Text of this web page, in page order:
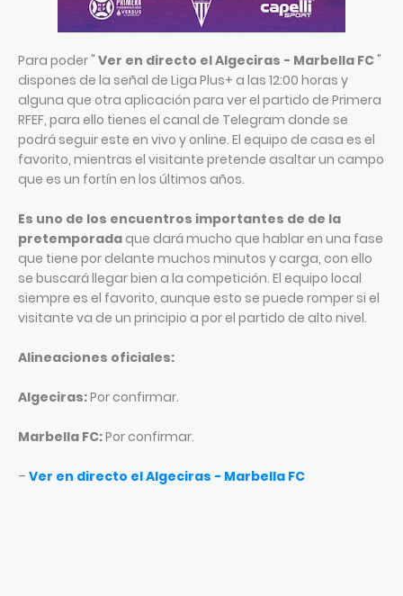
Para poder " Ver en directo el Algeciras - Marbella FC"
dispones de la señal de Liga Plus+ a las 12:00 horas y
alguna que otra aplicación para ver el partido de Primera
RFEF, para ello tienes el canal de Telegram donde se
podrá seguir este en vivo y online. El equipo de casa es el
favorito, mientras el visitante pretende asaltar un campo
que es un fortín en los últimos años.
Es uno de los encuentros importantes de de la
pretemporada que dará mucho que hablar en una fase
que tiene por delante muchos minutos y carga, con ello
se buscará llegar bien a la competición. El equipo local
siempre es el favorito, aunque esto se puede romper si el
visitante va de un principio a por el partido de alto nivel.
Alineaciones oficiales:
Algeciras:Por confirmar.
Marbella FC:Por confirmar.
– Ver en directo el Algeciras - Marbella FC